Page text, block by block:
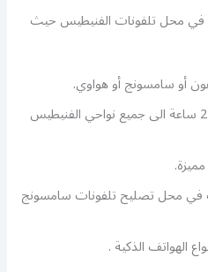
محل تلفونات الفنيطيس حيث
أو سامسونج أو هواوي.
نؤمن محل تلفونات توصيل 24 ساعة الى جميع نواحي الفنيطيس
في محل تصليح تلفونات سامسونج
الهواتف الذكية .